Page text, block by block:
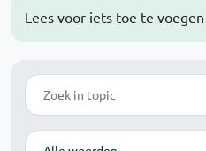
Lees voor iets toe te
Zoek
Modus